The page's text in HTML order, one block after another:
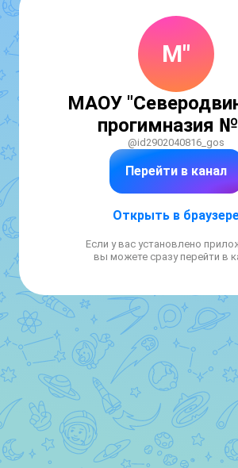
М"
МАОУ
прогимназия
@id2902040816_gos
Перейти в канал
Открыть в
Если у вас установлено
вы можете сразу перейти в